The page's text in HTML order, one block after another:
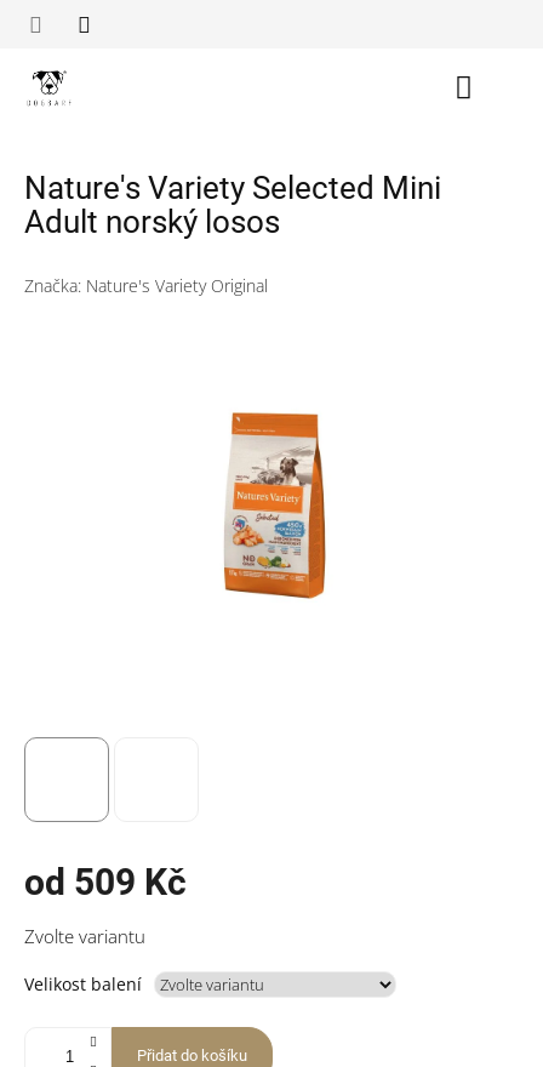
Nature's Variety Selected Mini
Adult norský losos
Značka: Nature's Variety Original
od 509 Kč
cena:
Zvolte variantu
Velikost balení
Přidat do košíku